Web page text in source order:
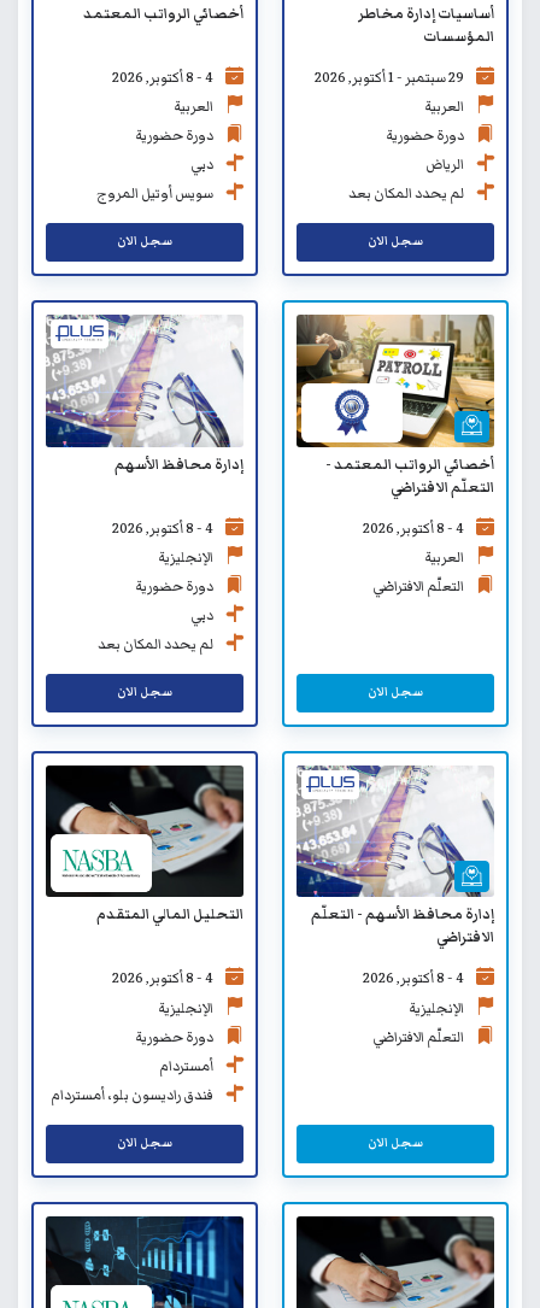
أساسيات إدارة مخاطر
المؤسسات
29 سبتمبر - 1 أكتوبر, 2026
العربية
دورة حضورية
الرياض
لم يحدد المكان بعد
سجل الان
أخصائي الرواتب المعتمد
4 - 8 أكتوبر, 2026
العربية
دورة حضورية
دبي
سويس أوتيل المروج
سجل الان
أخصائي الرواتب المعتمد -
التعلّم الافتراضي
4 - 8 أكتوبر, 2026
العربية
التعلّم الافتراضي
سجل الان
إدارة محافظ الأسهم
4 - 8 أكتوبر, 2026
الإنجليزية
دورة حضورية
دبي
لم يحدد المكان بعد
سجل الان
إدارة محافظ الأسهم - التعلّم
الافتراضي
4 - 8 أكتوبر, 2026
الإنجليزية
التعلّم الافتراضي
سجل الان
التحليل المالي المتقدم
4 - 8 أكتوبر, 2026
الإنجليزية
دورة حضورية
أمستردام
فندق راديسون بلو، أمستردام
سجل الان